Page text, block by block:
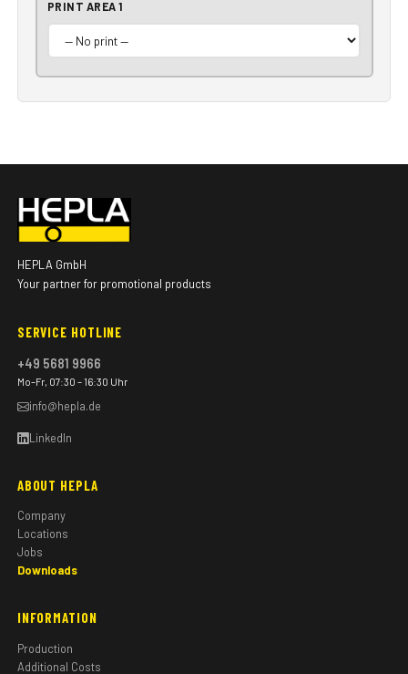
PRINT AREA 1
HEPLA GmbH
Your partner for promotional products
SERVICE HOTLINE
+49 5681 9966
Mo–Fr, 07:30 – 16:30 Uhr
info@hepla.de
LinkedIn
ABOUT HEPLA
Company
Locations
Jobs
Downloads
INFORMATION
Production
Additional Costs